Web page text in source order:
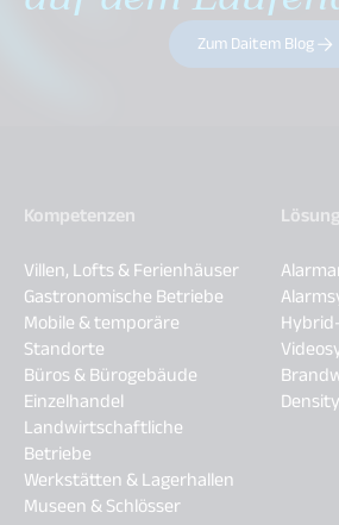
Zum Daitem Blog
Kompetenzen
Villen, Lofts & Ferienhäuser
Gastronomische Betriebe
Mobile & temporäre
Standorte
Büros & Bürogebäude
Einzelhandel
Landwirtschaftliche
Betriebe
Werkstätten & Lagerhallen
Museen & Schlösser